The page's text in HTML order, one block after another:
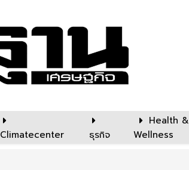
Climatecenter ธุรกิจ
Health &
Wellness